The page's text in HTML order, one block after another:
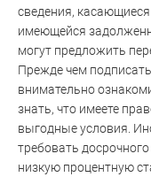
сведения,
имеющейся
могут предложить
Прежде чем
внимательно
знать, что имеете
выгодные условия.
требовать
низкую процентную